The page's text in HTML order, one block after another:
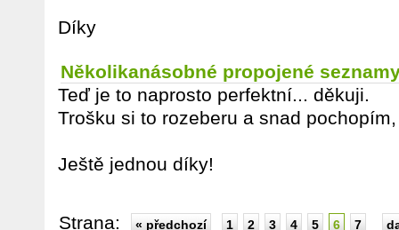
Díky
Několikanásobné propojené
Teď je to naprosto perfektní... děkuji.
Trošku si to rozeberu a snad
Ještě jednou díky!
Strana: « předchozí 1 2 3 4 5 6 7